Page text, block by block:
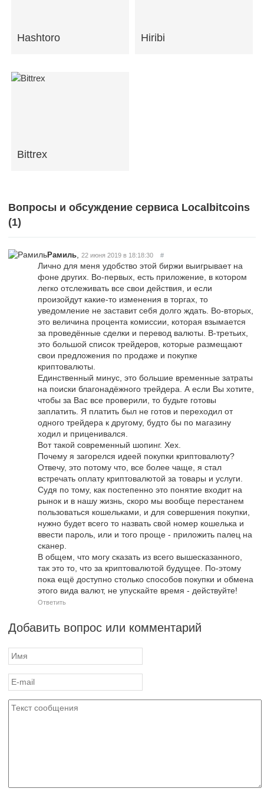
Hashtoro Hiribi
Bittrex
Вопросы и обсуждение сервиса Localbitcoins
(1)
Рамиль 22 июня 2019 в 18:18:30 #
Лично для меня удобство этой биржи выигрывает на
фоне других. Во-первых, есть приложение, в котором
легко отслеживать все свои действия, и если
произойдут какие-то изменения в торгах, то
уведомление не заставит себя долго ждать. Во-вторых,
это величина процента комиссии, которая взымается
за проведённые сделки и перевод валюты. В-третьих,
это большой список трейдеров, которые размещают
свои предложения по продаже и покупке
криптовалюты.
Единственный минус, это большие временные затраты
на поиски благонадёжного трейдера. А если Вы хотите,
чтобы за Вас все проверили, то будьте готовы
заплатить. Я платить был не готов и переходил от
одного трейдера к другому, будто бы по магазину
ходил и приценивался.
Вот такой современный шопинг. Хех.
Почему я загорелся идеей покупки криптовалюту?
Отвечу, это потому что, все более чаще, я стал
встречать оплату криптовалютой за товары и услуги.
Судя по тому, как постепенно это понятие входит на
рынок и в нашу жизнь, скоро мы вообще перестанем
пользоваться кошельками, и для совершения покупки,
нужно будет всего то назвать свой номер кошелька и
ввести пароль, или и того проще - приложить палец на
сканер.
В общем, что могу сказать из всего вышесказанного,
так это то, что за криптовалютой будущее. По-этому
пока ещё доступно столько способов покупки и обмена
этого вида валют, не упускайте время - действуйте!
Ответить
Добавить вопрос или комментарий